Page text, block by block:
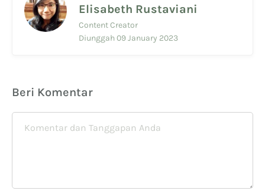
Elisabeth Rustaviani
Content Creator
Diunggah 09 January 2023
Beri Komentar